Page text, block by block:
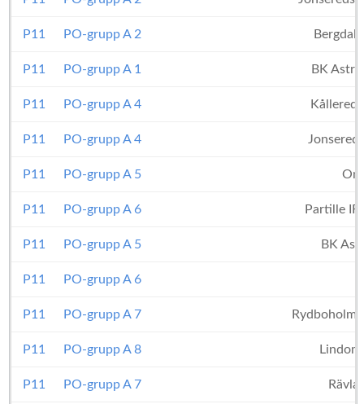
P11 PO-grupp A 2
P11 PO-grupp A 1 BK
P11 PO-grupp A 4 Kållered
P11 PO-grupp A 4
P11 PO-grupp A 5
P11 PO-grupp A 6 Partille
P11 PO-grupp A 5 BK
P11 PO-grupp A 6
P11 PO-grupp A 7
P11 PO-grupp A 8
P11 PO-grupp A 7